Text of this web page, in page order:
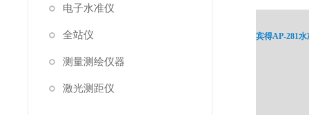
电子水准仪
全站仪
测量测绘仪器
激光测距仪
宾得AP-281水